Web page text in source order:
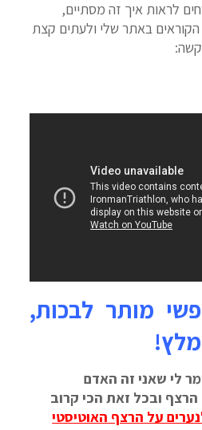
לראות איך זה מסתיים,
הקוראים באתר שלי ולעתים קצת
מותר לבכות,
לי שאני זה האדם
ובכל זאת הכי קרוב
על הרצף האוטיסטי